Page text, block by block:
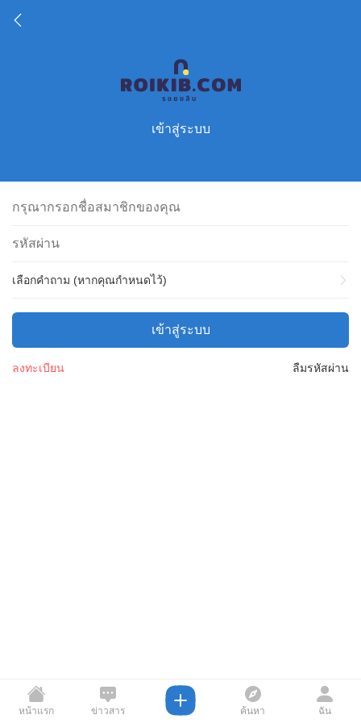
เข้าสู่ระบบ
เลือกคำถาม (หากคุณกำหนดไว้)
เข้าสู่ระบบ
ลืมรหัสผ่าน
ลงทะเบียน
หน้าแรก ข่าวสาร ค้นหา ฉัน